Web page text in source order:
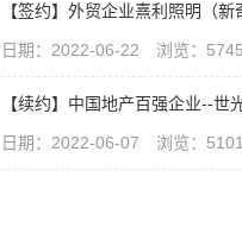
【签约】外贸企业熹利照明（
日期：2022-06-22 浏览：5745
【续约】中国地产百强企业--世
日期：2022-06-07 浏览：5101